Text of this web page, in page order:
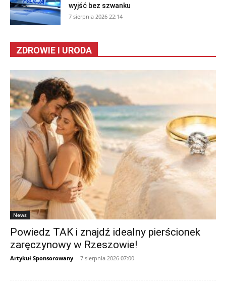
wyjść bez szwanku
7 sierpnia 2026 22:14
ZDROWIE I URODA
News
Powiedz TAK i znajdź idealny pierścionek
zaręczynowy w Rzeszowie!
Artykuł Sponsorowany - 7 sierpnia 2026 07:00